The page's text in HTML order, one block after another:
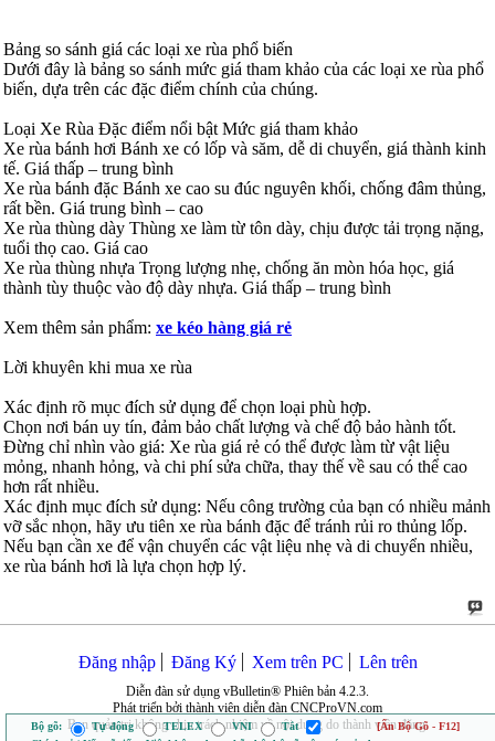
Bảng so sánh giá các loại xe rùa phổ biến
Dưới đây là bảng so sánh mức giá tham khảo của các loại xe rùa phổ
biến, dựa trên các đặc điểm chính của chúng.
Loại Xe Rùa Đặc điểm nổi bật Mức giá tham khảo
Xe rùa bánh hơi Bánh xe có lốp và săm, dễ di chuyển, giá thành kinh
tế. Giá thấp – trung bình
Xe rùa bánh đặc Bánh xe cao su đúc nguyên khối, chống đâm thủng,
rất bền. Giá trung bình – cao
Xe rùa thùng dày Thùng xe làm từ tôn dày, chịu được tải trọng nặng,
tuổi thọ cao. Giá cao
Xe rùa thùng nhựa Trọng lượng nhẹ, chống ăn mòn hóa học, giá
thành tùy thuộc vào độ dày nhựa. Giá thấp – trung bình
Xem thêm sản phẩm: xe kéo hàng giá rẻ
Lời khuyên khi mua xe rùa
Xác định rõ mục đích sử dụng để chọn loại phù hợp.
Chọn nơi bán uy tín, đảm bảo chất lượng và chế độ bảo hành tốt.
Đừng chỉ nhìn vào giá: Xe rùa giá rẻ có thể được làm từ vật liệu
mỏng, nhanh hỏng, và chi phí sửa chữa, thay thế về sau có thể cao
hơn rất nhiều.
Xác định mục đích sử dụng: Nếu công trường của bạn có nhiều mảnh
vỡ sắc nhọn, hãy ưu tiên xe rùa bánh đặc để tránh rủi ro thủng lốp.
Nếu bạn cần xe để vận chuyển các vật liệu nhẹ và di chuyển nhiều,
xe rùa bánh hơi là lựa chọn hợp lý.
Đăng nhập Đăng Ký Xem trên PC Lên trên
Diễn đàn sử dụng vBulletin® Phiên bản 4.2.3.
Phát triển bởi thành viên diễn đàn CNCProVN.com
Ban quản trị không chịu trách nhiệm về nội dung do thành viên đăng.
Bộ gõ: Tự động TELEX VNI Tắt
[Ẩn Bộ Gõ - F12]